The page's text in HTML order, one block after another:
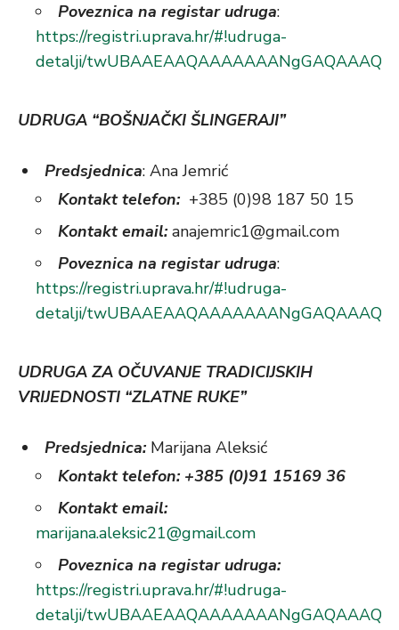
Poveznica na registar udruga:
https://registri.uprava.hr/#!udruga-
detalji/
UDRUGA “BOŠNJAČKI ŠLINGERAJI”
Predsjednica: Ana Jemrić
Kontakt telefon: +385 (0)98 187 50 15
Kontakt email: anajemric1@gmail.com
Poveznica na registar udruga:
https://registri.uprava.hr/#!udruga-
detalji/
UDRUGA ZA OČUVANJE TRADICIJSKIH
VRIJEDNOSTI “ZLATNE RUKE”
Predsjednica: Marijana Aleksić
Kontakt telefon: +385 (0)91 15169 36
Kontakt email:
marijana.aleksic21@gmail.com
Poveznica na registar udruga:
https://registri.uprava.hr/#!udruga-
detalji/